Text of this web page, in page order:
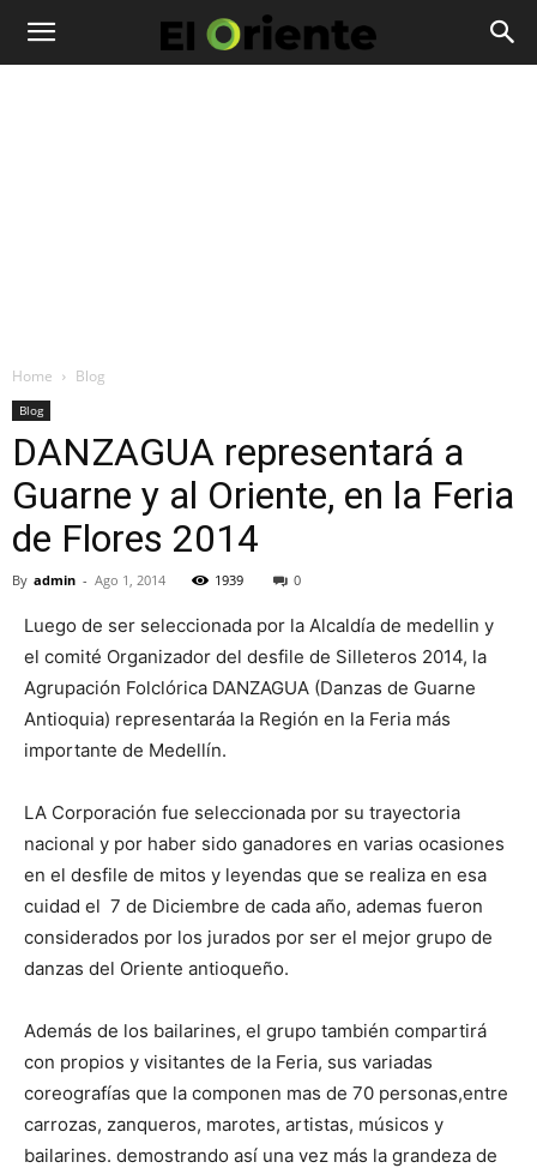
Home Blog
Blog
DANZAGUA representará a
Guarne y al Oriente, en la Feria
de Flores 2014
By admin - Ago 1, 2014 1939 0
Luego de ser seleccionada por la Alcaldía de medellin y
el comité Organizador del desfile de Silleteros 2014, la
Agrupación Folclórica DANZAGUA (Danzas de Guarne
Antioquia) representaráa la Región en la Feria más
importante de Medellín.
LA Corporación fue seleccionada por su trayectoria
nacional y por haber sido ganadores en varias ocasiones
en el desfile de mitos y leyendas que se realiza en esa
cuidad el 7 de Diciembre de cada año, ademas fueron
considerados por los jurados por ser el mejor grupo de
danzas del Oriente antioqueño.
Además de los bailarines, el grupo también compartirá
con propios y visitantes de la Feria, sus variadas
coreografías que la componen mas de 70 personas,entre
carrozas, zanqueros, marotes, artistas, músicos y
bailarines. demostrando así una vez más la grandeza de